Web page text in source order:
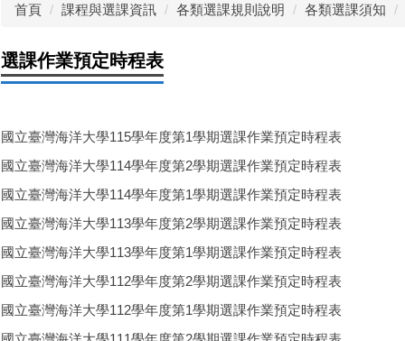
首頁 課程與選課資訊 各類選課規則說明 各類選課須知
選課作業預定時程表
國立臺灣海洋大學115學年度第1學期選課作業預定時程表
國立臺灣海洋大學114學年度第2學期選課作業預定時程表
國立臺灣海洋大學114學年度第1學期選課作業預定時程表
國立臺灣海洋大學113學年度第2學期選課作業預定時程表
國立臺灣海洋大學113學年度第1學期選課作業預定時程表
國立臺灣海洋大學112學年度第2學期選課作業預定時程表
國立臺灣海洋大學112學年度第1學期選課作業預定時程表